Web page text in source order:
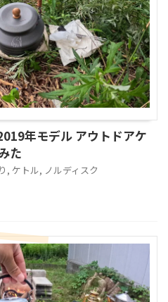
年モデル アウトドアケ
た
, ケトル, ノルディスク